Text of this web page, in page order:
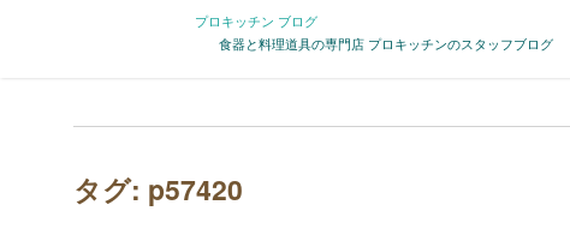
プロキッチン ブログ
食器と料理道具の専門店 プロキッチンのスタッフブログ
タグ: p57420